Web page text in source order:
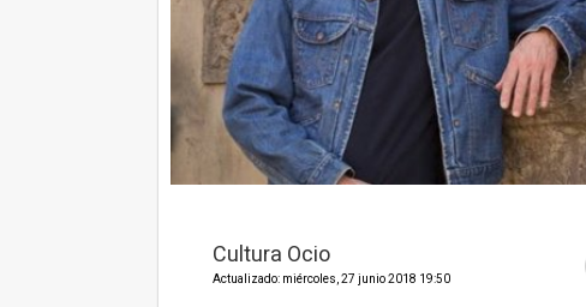
Cultura Ocio
Actualizado: miércoles, 27 junio 2018 19:50